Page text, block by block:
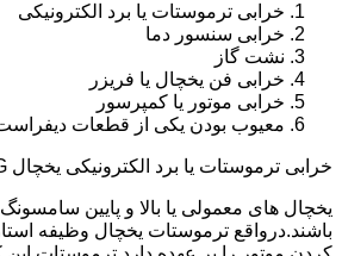
خرابی ترموستات یا برد الکترونیکی
خرابی سنسور دما
نشت گاز
خرابی فن یخچال یا فریزر
خرابی موتور یا کمپرسور
معیوب بودن یکی از قطعات
خرابی ترموستات یا برد الکترونیکی یخچال SAMSUNG
یخچال های معمولی یا بالا و پایین
باشند.درواقع ترموستات یخچال وظیفه